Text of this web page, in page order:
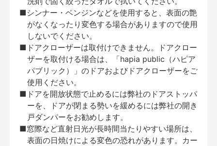
■シンナー・ベンジンなどを使用すると、表面の艶
がなくなったり変色する場合がありますので使用
しないでください。
■ドアクローザーは取付けできません。ドアクロー
ザーを取付ける場合は、「hapia public（ハピア
パブリック）」のドアおよびドアクローザーをご
使用ください。
■ドアを開放状態で止めるには弊社のドアストッパ
ーを、ドアが閉まる勢いを緩めるには弊社の開き
戸ダンパーをお勧めします。
■窓際など直射日光が長時間当たりやすい場所は、
表面の日焼けによる変色の恐れがあります。カー